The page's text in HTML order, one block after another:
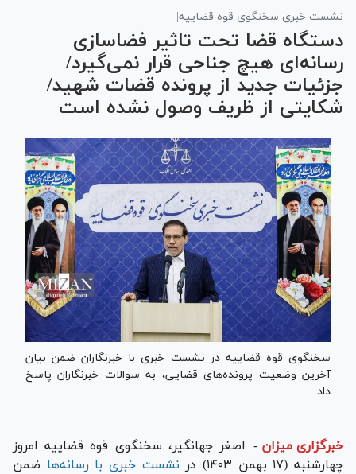
نشست خبری سخنگوی قوه قضاییه|
دستگاه قضا تحت تاثیر فضاسازی
رسانه‌ای هیچ جناحی قرار نمی‌گیرد/
جزئیات جدید از پرونده قضات شهید/
شکایتی از ظریف وصول نشده است
سخنگوی قوه قضاییه در نشست خبری با خبرنگاران ضمن بیان
آخرین وضعیت پرونده‌های قضایی، به سوالات خبرنگاران پاسخ
داد.
خبرگزاری میزان - اصغر جهانگیر، سخنگوی قوه قضاییه امروز
چهارشنبه (۱۷ بهمن ۱۴۰۳) در
نشست خبری با رسانه‌ها ضمن